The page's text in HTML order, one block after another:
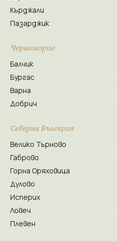
Кърджали
Пазарджик
Черноморие
Балчик
Бургас
Варна
Добрич
Северна България
Велико Търново
Габрово
Горна Оряховица
Дулово
Исперих
Ловеч
Плевен